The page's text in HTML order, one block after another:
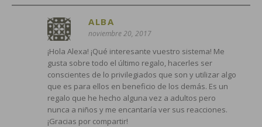
ALBA
noviembre 20, 2017
¡Hola Alexa! ¡Qué interesante vuestro sistema! Me
gusta sobre todo el último regalo, hacerles ser
conscientes de lo privilegiados que son y utilizar algo
que es para ellos en beneficio de los demás. Es un
regalo que he hecho alguna vez a adultos pero
nunca a niños y me encantaría ver sus reacciones.
¡Gracias por compartir!